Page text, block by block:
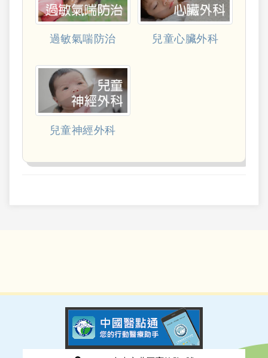
過敏氣喘防治 兒童心臟外科
兒童神經外科